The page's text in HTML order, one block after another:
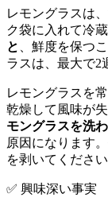
レモングラスは
ク袋に入れて冷
と
、鮮度を保つ
ラスは、最大で2
レモングラスを
乾燥して風味が
モングラスを洗
原因になります
を剥いてください
✅ 興味深い事実